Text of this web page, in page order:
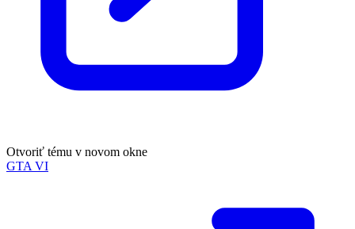
Otvoriť tému v novom okne
GTA VI